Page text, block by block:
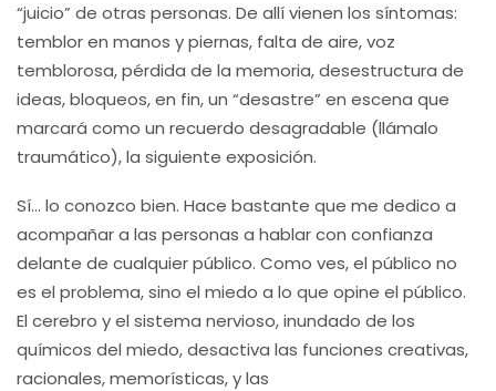
“juicio” de otras personas. De allí vienen los síntomas:
temblor en manos y piernas, falta de aire, voz
temblorosa, pérdida de la memoria, desestructura de
ideas, bloqueos, en fin, un “desastre” en escena que
marcará como un recuerdo desagradable (llámalo
traumático), la siguiente exposición.
Sí… lo conozco bien. Hace bastante que me dedico a
acompañar a las personas a hablar con confianza
delante de cualquier público. Como ves, el público no
es el problema, sino el miedo a lo que opine el público.
El cerebro y el sistema nervioso, inundado de los
químicos del miedo, desactiva las funciones creativas,
racionales, memorísticas, y las